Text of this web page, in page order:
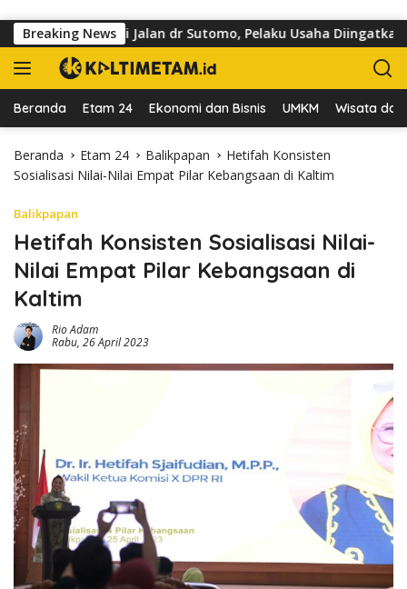
Breaking News
Trotoar di Jalan dr Sutomo, Pelaku Usaha Diingatkan
Beranda Etam 24 Ekonomi dan Bisnis UMKM Wisata dan
Beranda Etam 24 Balikpapan
Hetifah Konsisten
Sosialisasi Nilai-Nilai Empat Pilar Kebangsaan di Kaltim
Balikpapan
Hetifah Konsisten Sosialisasi Nilai-
Nilai Empat Pilar Kebangsaan di
Kaltim
Rio Adam
Rabu, 26 April 2023